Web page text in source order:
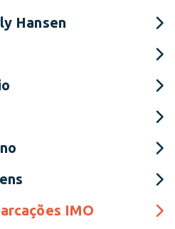
Hansen
IMO